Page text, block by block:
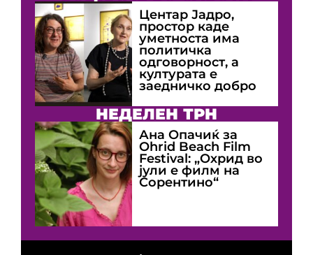
Центар Јадро,
простор каде
уметноста има
политичка
одговорност, а
културата е
заедничко добро
НЕДЕЛЕН ТРН
Ана Опачиќ за
Оhrid Beach Film
Festival: „Охрид во
јули е филм на
Сорентино“